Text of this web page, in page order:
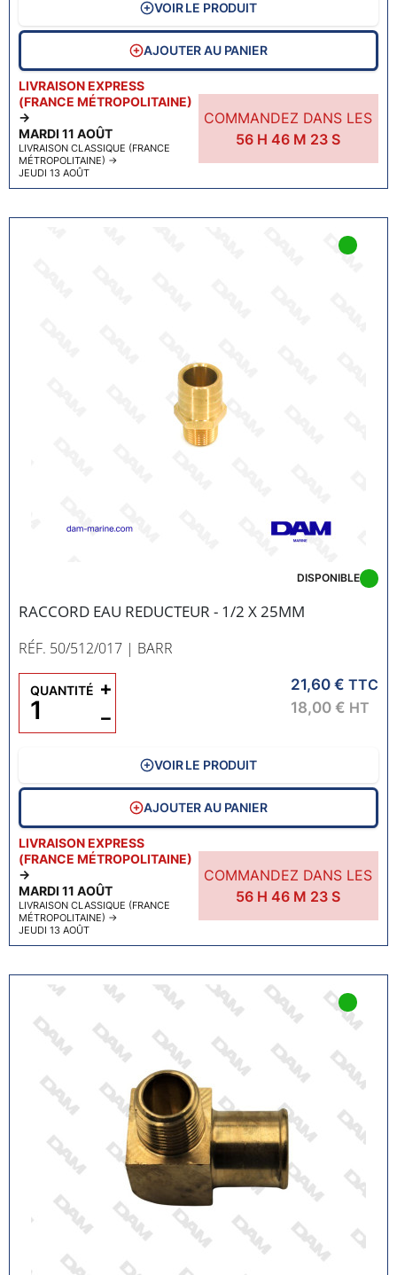
LIVRAISON EXPRESS
(FRANCE MÉTROPOLITAINE)
→
MARDI 11 AOÛT
LIVRAISON CLASSIQUE (FRANCE
MÉTROPOLITAINE) →
JEUDI 13 AOÛT
COMMANDEZ DANS LES
56 H46 M 22 S
VOIR LE PRODUIT
AJOUTER AU PANIER
RACCORD EAU REDUCTEUR - 1/2 X 25MM
RÉF. 50/512/017 | BARR
LIVRAISON EXPRESS
(FRANCE MÉTROPOLITAINE)
→
MARDI 11 AOÛT
LIVRAISON CLASSIQUE (FRANCE
MÉTROPOLITAINE) →
JEUDI 13 AOÛT
COMMANDEZ DANS LES
56 H46 M 22 S
DISPONIBLE
21,60 € TTC
18,00 € HT
QUANTITÉ
−
+
VOIR LE PRODUIT
AJOUTER AU PANIER